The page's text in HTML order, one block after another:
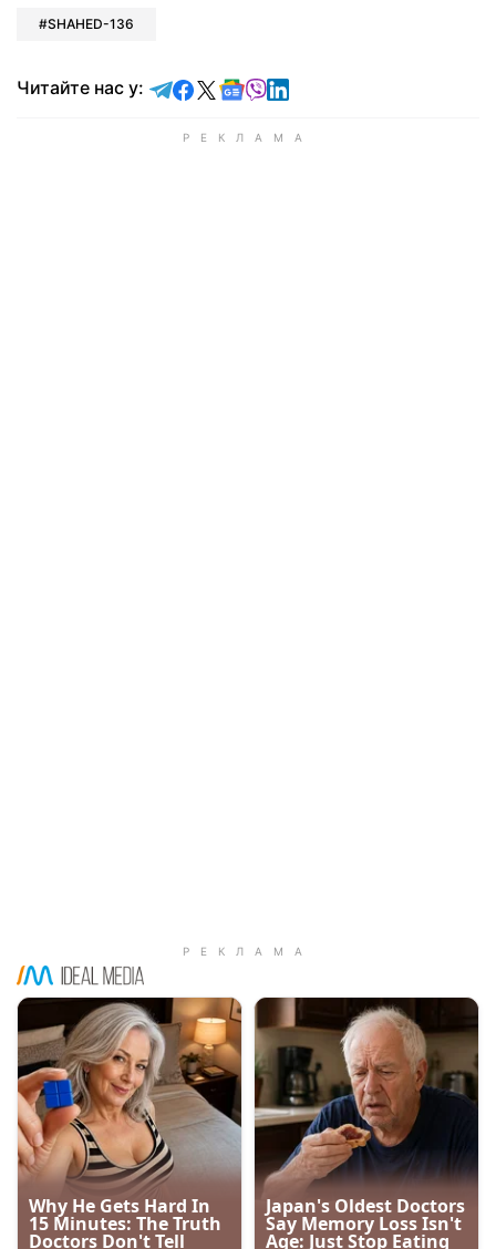
SHAHED-136
Читайте нас у: Читайте у Telegram
Читайте у Facebook
Читайте у X
Читайте у Google news
Читайте у Viber
Читайте у LinkedIn